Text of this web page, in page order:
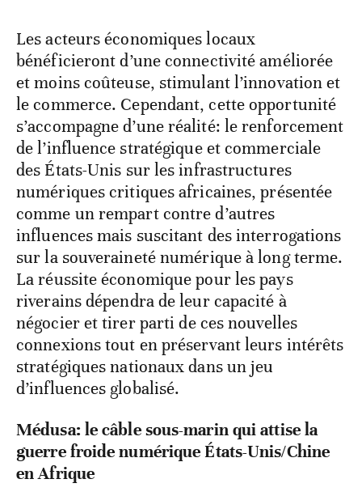
Les acteurs économiques locaux
bénéficieront d’une connectivité améliorée
et moins coûteuse, stimulant l’innovation et
le commerce. Cependant, cette opportunité
s’accompagne d’une réalité: le renforcement
de l’influence stratégique et commerciale
des États-Unis sur les infrastructures
numériques critiques africaines, présentée
comme un rempart contre d’autres
influences mais suscitant des interrogations
sur la souveraineté numérique à long terme.
La réussite économique pour les pays
riverains dépendra de leur capacité à
négocier et tirer parti de ces nouvelles
connexions tout en préservant leurs intérêts
stratégiques nationaux dans un jeu
d’influences globalisé.
Médusa: le câble sous-marin qui attise la
guerre froide numérique États-Unis/Chine
en Afrique